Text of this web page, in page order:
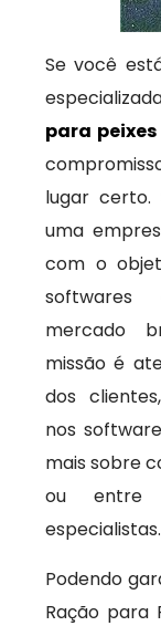
Se você
para peixes
lugar certo.
uma
com o
softwares
mercado
missão é
dos
nos
mais sobre
ou entre
especialistas.
Podendo
Ração para